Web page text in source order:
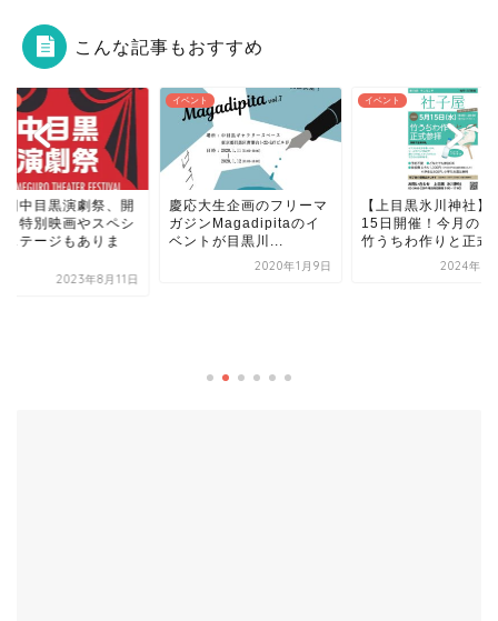
こんな記事もおすすめ
ント
大生企画のフリーマ
ンMagadipitaのイ
トが目黒川...
イベント
【上目黒氷川神社】5月
15日開催！今月の内容は
竹うちわ作りと正式参...
2024年5月14日
イベント